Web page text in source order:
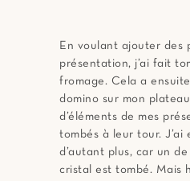
En voulant ajouter des
présentation, j’ai fait
fromage. Cela a
domino sur mon
d’éléments de mes
tombés à leur tour. J’ai
d’autant plus, car un
cristal est tombé. Mais